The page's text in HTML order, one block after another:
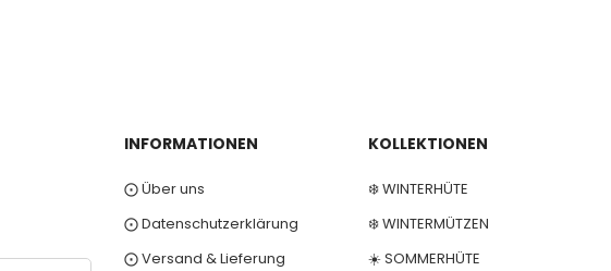
INFORMATIONEN
⨀ Über uns
⨀ Datenschutzerklärung
⨀ Versand & Lieferung
KOLLEKTIONEN
❄️ WINTERHÜTE
❄️ WINTERMÜTZEN
☀️ SOMMERHÜTE